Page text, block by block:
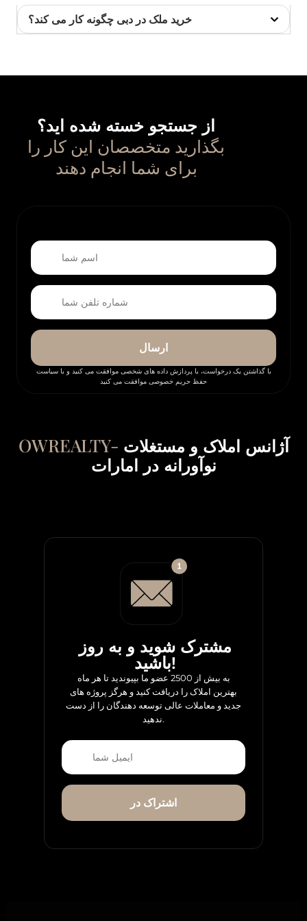
خرید ملک در دبی چگونه کار می کند؟
از جستجو خسته شده اید؟
بگذارید متخصصان این کار را
برای شما انجام دهند
ارسال
با گذاشتن یک درخواست، با پردازش داده های شخصی موافقت می کنید و با سیاست
حفظ حریم خصوصی موافقت می کنید
OWREALTY- آژانس املاک و مستغلات
نوآورانه در امارات
مشترک شوید و به روز
باشید!
به بیش از 2500 عضو ما بپیوندید تا هر ماه
بهترین املاک را دریافت کنید و هرگز پروژه های
جدید و معاملات عالی توسعه دهندگان را از دست
ندهید.
اشتراک در